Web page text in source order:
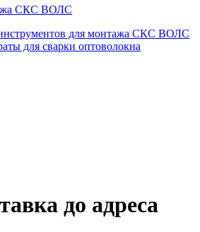
СКС ВОЛС
для монтажа СКС ВОЛС
для сварки оптоволокна
до адреса